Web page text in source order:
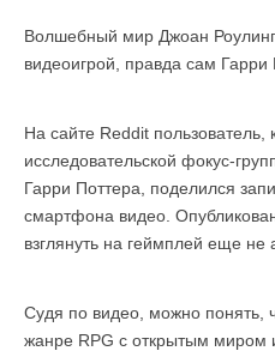
Волшебный мир Джоан
видеоигрой, правда сам Гарри
На сайте Reddit пользователь,
исследовательской фокус-
Гарри Поттера, поделился
смартфона видео.
взглянуть на геймплей еще не
Судя по видео, можно понять,
жанре RPG с открытым миром